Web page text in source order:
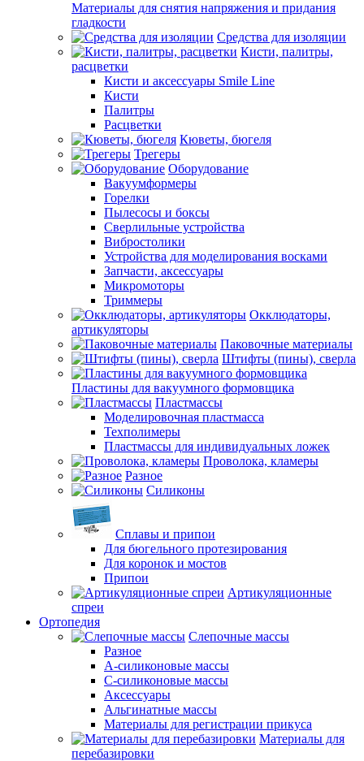
Материалы для снятия напряжения и придания
гладкости
Средства для изоляции
Кисти, палитры,
расцветки
Кисти и аксессуары Smile Line
Кисти
Палитры
Расцветки
Кюветы, бюгеля
Трегеры
Оборудование
Вакуумформеры
Горелки
Пылесосы и боксы
Сверлильные устройства
Вибростолики
Устройства для моделирования восками
Запчасти, аксессуары
Микромоторы
Триммеры
Окклюдаторы,
артикуляторы
Паковочные материалы
Штифты (пины), сверла
Пластины для вакуумного формовщика
Пластмассы
Моделировочная пластмасса
Техполимеры
Пластмассы для индивидуальных ложек
Проволока, кламеры
Разное
Силиконы
Сплавы и припои
Для бюгельного протезирования
Для коронок и мостов
Припои
Артикуляционные
спреи
Ортопедия
Слепочные массы
Разное
А-силиконовые массы
С-силиконовые массы
Аксессуары
Альгинатные массы
Материалы для регистрации прикуса
Материалы для
перебазировки